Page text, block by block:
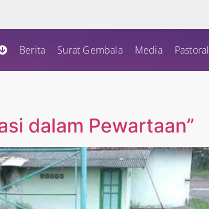
Berita Surat Gembala Media Pastoral
dalam Pewartaan”